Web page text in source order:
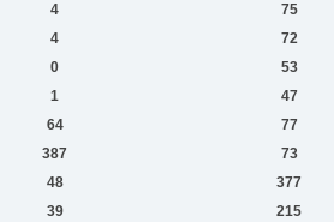
4 75
4 72
0 53
1 47
64 77
387 73
48 377
39 215